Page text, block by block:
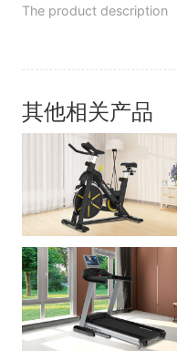
The product description
其他相关产品